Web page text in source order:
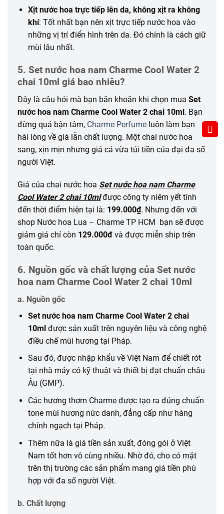
Xịt nước hoa trực tiếp lên da, không xịt ra không
khí: Tốt nhất bạn nên xịt trực tiếp nước hoa vào
những vị trí điển hình trên da. Đó chính là cách giữ
mùi lâu nhất.
5. Set nước hoa nam Charme Cool Water 2
chai 10ml giá bao nhiêu?
Đây là câu hỏi mà bạn băn khoăn khi chọn mua Set
nước hoa nam Charme Cool Water 2 chai 10ml. Bạn
đừng quá bận tâm, Charme Perfume luôn làm bạn
hài lòng về giá lẫn chất lượng. Một chai nước hoa
sang, xịn mịn nhưng giá cả vừa túi tiền của đại đa số
người Việt.
Giá của chai nước hoa Set nước hoa nam Charme
Cool Water 2 chai 10mlđược công ty niêm yết tính
đến thời điểm hiện tại là: 199.000₫. Nhưng đến với
shop Nước hoa Lua – Charme TP HCM bạn sẽ được
giảm giá chỉ còn 129.000đ và được miễn ship trên
toàn quốc.
6. Nguồn gốc và chất lượng của Set nước
hoa nam Charme Cool Water 2 chai 10ml
a. Nguồn gốc
Set nước hoa nam Charme Cool Water 2 chai
10mlđược sản xuất trên nguyên liệu và công nghệ
điều chế mùi hương tại Pháp.
Sau đó, được nhập khẩu về Việt Nam để chiết rót
tại nhà máy có kỹ thuật và thiết bị đạt chuẩn châu
Âu (GMP).
Các hương thơm Charme được tạo ra đúng chuẩn
tone mùi hương nức danh, đẳng cấp như hàng
chính ngạch tại Pháp.
Thêm nữa là giá tiền sản xuất, đóng gói ở Việt
Nam tốt hơn vô cùng nhiều. Nhờ đó, cho có mặt
trên thị trường các sản phẩm mang giá tiền phù
hợp với đa số người Việt.
b. Chất lượng